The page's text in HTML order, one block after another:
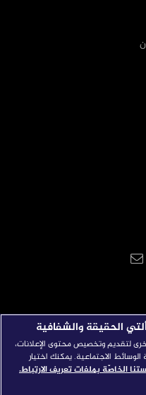
الحقيقة والشفافية
لتقديم وتخصيص محتوى الإعلانات،
الوسائط الاجتماعية. يمكنك اختيار
الخاصّة بملفات تعريف الارتباط.